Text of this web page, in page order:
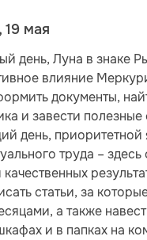
19 мая
день, Луна в знаке
влияние
документы,
и завести полезные
день, приоритетной
труда –
статьи, за
а также
и в папках на